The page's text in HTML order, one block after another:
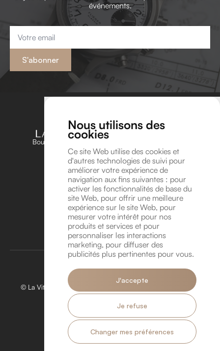
Nous utilisons des
cookies
Ce site Web utilise des cookies et
d'autres technologies de suivi pour
améliorer votre expérience de
navigation aux fins suivantes : pour
activer les fonctionnalités de base du
site Web, pour offrir une meilleure
expérience sur le site Web, pour
mesurer votre intérêt pour nos
produits et services et pour
personnaliser les interactions
marketing, pour diffuser des
publicités plus pertinentes pour vous.
J'accepte
Je refuse
Changer mes préférences
événements.
Email
S'abonner
Boutique unique dédiée aux amateurs et passionnés
d’horlogerie en Belgique
Suivez-nous sur Instagram !
Suivez-nous sur YouTube !
Coordonnées
Avenue Léonard de Vinci 8A, 1300 Wavre
info@lavitrinehorlogere.be
TVA BE 1016.118.946
Rendez-vous
© La Vitrine Horlogère 2026. Tous droits réservés. Créé par
Politique de confidentialité.
Politique de Cookies.
Services
À propos Contact